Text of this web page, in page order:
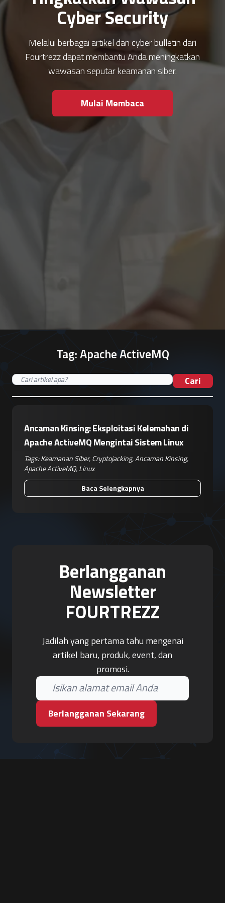
Cyber Security
Melalui berbagai artikel dan cyber bulletin dari
Fourtrezz dapat membantu Anda meningkatkan
wawasan seputar keamanan siber.
Mulai Membaca
Tag:Apache ActiveMQ
Cari
Ancaman Kinsing: Eksploitasi Kelemahan di
Apache ActiveMQ Mengintai Sistem Linux
Tags:Keamanan Siber,Cryptojacking,Ancaman Kinsing,
Apache ActiveMQ,Linux
Baca Selengkapnya
Berlangganan
Newsletter
FOURTREZZ
Jadilah yang pertama tahu mengenai
artikel baru, produk, event, dan
promosi.
Berlangganan Sekarang